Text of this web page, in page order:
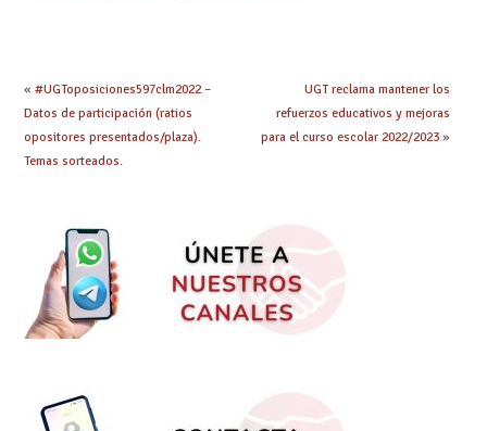
« #UGToposiciones597clm2022 –
Datos de participación (ratios
opositores presentados/plaza).
Temas sorteados.
UGT reclama mantener los
refuerzos educativos y mejoras
para el curso escolar 2022/2023»